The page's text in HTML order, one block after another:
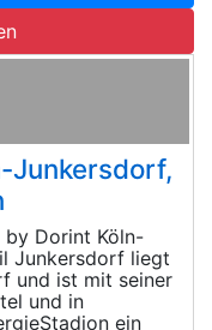
Junkersdorf,
by Dorint Köln-
Junkersdorf liegt
und ist mit seiner
und in
ein